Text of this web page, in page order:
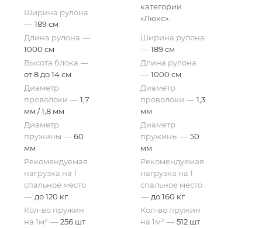
Ширина рулона
— 189 см
Длина рулона —
1000 см
Высота блока —
от 8 до 14 см
Диаметр
проволоки — 1,7
мм / 1,8 мм
Диаметр
пружины — 60
мм
Рекомендуемая
нагрузка на 1
спальное место
— до 120 кг
Кол-во пружин
на 1м² — 256 шт
категории
«Люкс».
Ширина рулона
— 189 см
Длина рулона
— 1000 см
Диаметр
проволоки — 1,3
мм
Диаметр
пружины — 50
мм
Рекомендуемая
нагрузка на 1
спальное место
— до 160 кг
Кол-во пружин
на 1м² — 512 шт